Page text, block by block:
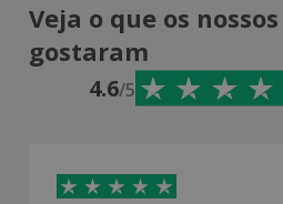
Veja o que os
gostaram
4.6/5